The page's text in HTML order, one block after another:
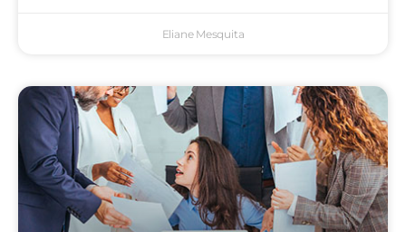
Eliane Mesquita